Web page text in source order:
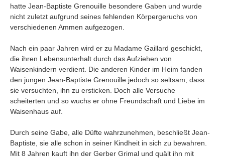
News
Kontaktieren
Umfragen
Letzte Beiträge
Aktive Forenbeiträge
Regeln (Bitte vor dem posten lesen)
Regeln (Bitte vor dem posten lesen)
hatte Jean-Baptiste Grenouille besondere Gaben und wurde
nicht zuletzt aufgrund seines fehlenden Körpergeruchs von
verschiedenen Ammen aufgezogen.
Nach ein paar Jahren wird er zu Madame Gaillard geschickt,
die ihren Lebensunterhalt durch das Aufziehen von
Waisenkindern verdient. Die anderen Kinder im Heim fanden
den jungen Jean-Baptiste Grenouille jedoch so seltsam, dass
sie versuchten, ihn zu ersticken. Doch alle Versuche
scheiterten und so wuchs er ohne Freundschaft und Liebe im
Waisenhaus auf.
Durch seine Gabe, alle Düfte wahrzunehmen, beschließt Jean-
Baptiste, sie alle schon in seiner Kindheit in sich zu bewahren.
Mit 8 Jahren kauft ihn der Gerber Grimal und quält ihn mit